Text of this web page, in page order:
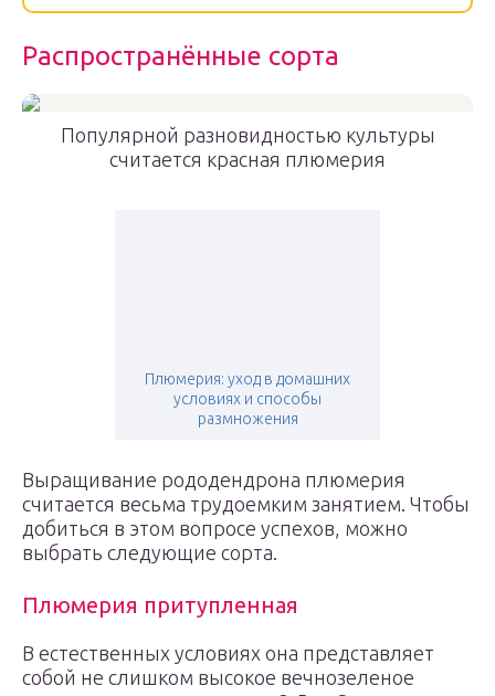
Распространённые сорта
Популярной разновидностью культуры
считается красная плюмерия
Плюмерия: уход в домашних
условиях и способы
размножения
Выращивание рододендрона плюмерия
считается весьма трудоемким занятием. Чтобы
добиться в этом вопросе успехов, можно
выбрать следующие сорта.
Плюмерия притупленная
В естественных условиях она представляет
собой не слишком высокое вечнозеленое